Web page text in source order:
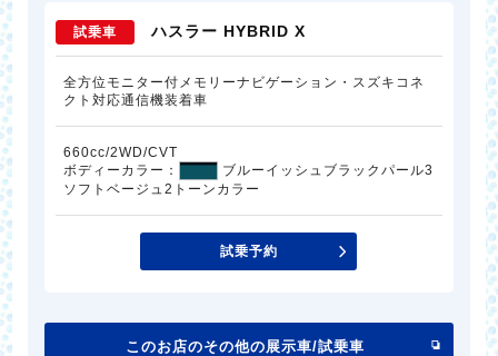
試乗車 ハスラー HYBRID X
全方位モニター付メモリーナビゲーション・スズキコネ
クト対応通信機装着車
660cc/2WD/CVT
ボディーカラー：
ブルーイッシュブラックパール3
ソフトベージュ2トーンカラー
試乗予約
このお店のその他の展示車/試乗車